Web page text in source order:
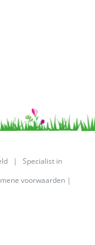
| Specialist in
voorwaarden|